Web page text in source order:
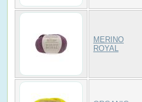
MERINO
ROYAL